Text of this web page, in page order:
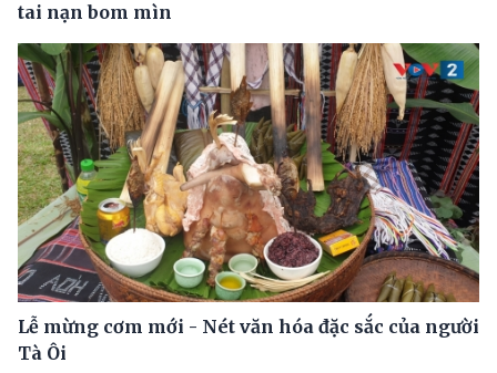
tai nạn bom mìn
Lễ mừng cơm mới - Nét văn hóa đặc sắc của người
Tà Ôi